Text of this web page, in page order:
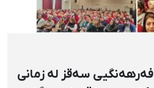
سەقز لە زمانی